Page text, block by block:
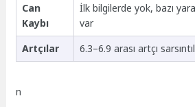
Can
Kaybı
İlk bilgilerde yok, bazı
var
Artçılar
6.3–6.9 arası artçı
n